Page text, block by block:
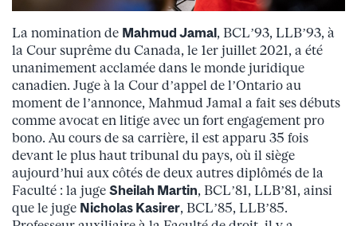
La nomination de Mahmud Jamal, BCL’93, LLB’93, à
la Cour suprême du Canada, le 1er juillet 2021, a été
unanimement acclamée dans le monde juridique
canadien. Juge à la Cour d’appel de l’Ontario au
moment de l’annonce, Mahmud Jamal a fait ses débuts
comme avocat en litige avec un fort engagement pro
bono. Au cours de sa carrière, il est apparu 35 fois
devant le plus haut tribunal du pays, où il siège
aujourd’hui aux côtés de deux autres diplômés de la
Faculté : la juge Sheilah Martin, BCL’81, LLB’81, ainsi
que le juge Nicholas Kasirer, BCL’85, LLB’85.